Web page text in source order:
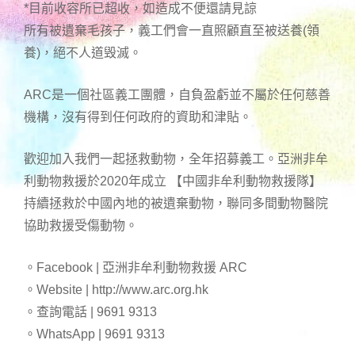
*目前收容所已超收，如造成不便還請見諒
所有被遺棄毛孩子，義工們會一直照顧直至被送養(領
養)，絕不人道毁滅。
ARC是一個社區義工團體，自負盈虧並不屬於任何慈善
機構，沒有得到任何政府的資助和津貼。
歡迎加入我們一起拯救動物，全年招募義工。亞洲非牟
利動物救援於2020年成立 【中國非牟利動物救援隊】
持續拯救於中國內地的被遺棄動物，聯同多間動物醫院
協助救援受傷動物。
。Facebook | 亞洲非牟利動物救援 ARC
。Website | http://www.arc.org.hk
。查詢電話 | 9691 9313
。WhatsApp | 9691 9313